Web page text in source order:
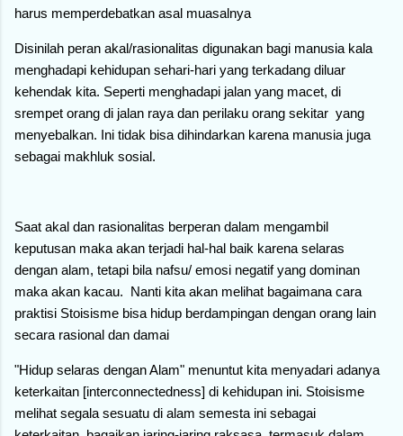
harus memperdebatkan asal muasalnya
Disinilah peran akal/rasionalitas digunakan bagi manusia kala
menghadapi kehidupan sehari-hari yang terkadang diluar
kehendak kita. Seperti menghadapi jalan yang macet, di
srempet orang di jalan raya dan perilaku orang sekitar yang
menyebalkan. Ini tidak bisa dihindarkan karena manusia juga
sebagai makhluk sosial.
Saat akal dan rasionalitas berperan dalam mengambil
keputusan maka akan terjadi hal-hal baik karena selaras
dengan alam, tetapi bila nafsu/ emosi negatif yang dominan
maka akan kacau. Nanti kita akan melihat bagaimana cara
praktisi Stoisisme bisa hidup berdampingan dengan orang lain
secara rasional dan damai
"Hidup selaras dengan Alam" menuntut kita menyadari adanya
keterkaitan [interconnectedness] di kehidupan ini. Stoisisme
melihat segala sesuatu di alam semesta ini sebagai